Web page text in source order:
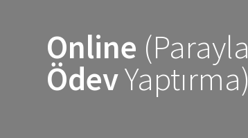
Online (Parayla
ÖdevYaptırma)